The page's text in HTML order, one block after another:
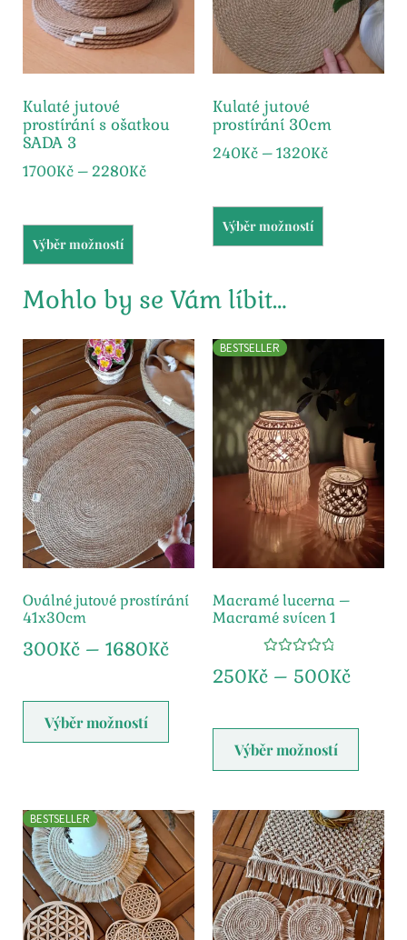
Kulaté jutové
prostírání s ošatkou
SADA 3
1700Kč –2280Kč
Výběr možností
Kulaté jutové
prostírání 30cm
240Kč –1320Kč
Výběr možností
Mohlo by se Vám líbit…
Oválné jutové prostírání
41x30cm
300Kč – 1680Kč
Výběr možností
BESTSELLER
Macramé lucerna –
Macramé svícen 1
5.00
z 5
250Kč – 500Kč
Výběr možností
BESTSELLER